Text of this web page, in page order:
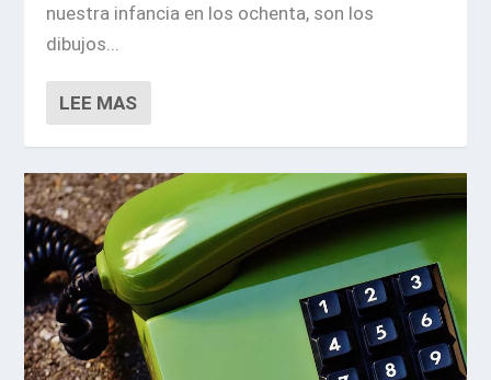
nuestra infancia en los ochenta, son los
dibujos...
LEE MAS